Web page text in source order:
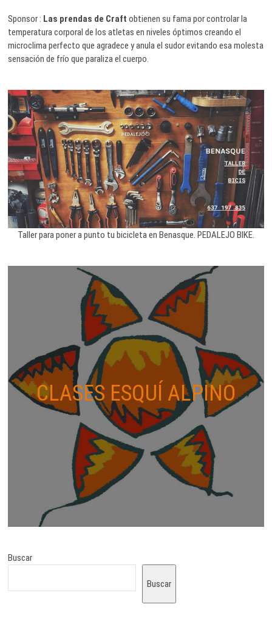
Sponsor : Las prendas de Craft obtienen su fama por controlar la
temperatura corporal de los atletas en niveles óptimos creando el
microclima perfecto que agradece y anula el sudor evitando esa molesta
sensación de frío que paraliza el cuerpo.
Taller para poner a punto tu bicicleta en Benasque. PEDALEJO BIKE.
CLASES ESQUÍ ALPINO
Buscar
Buscar